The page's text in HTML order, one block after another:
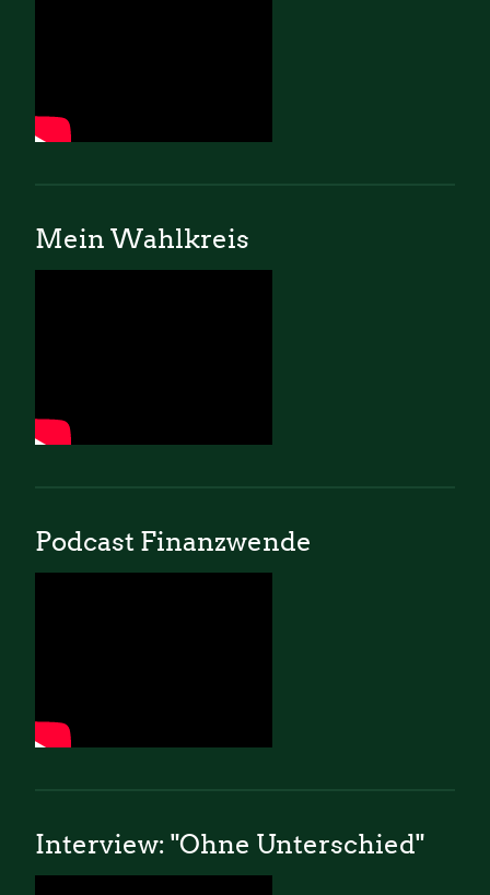
Mein Wahlkreis
Podcast Finanzwende
Interview: "Ohne Unterschied"